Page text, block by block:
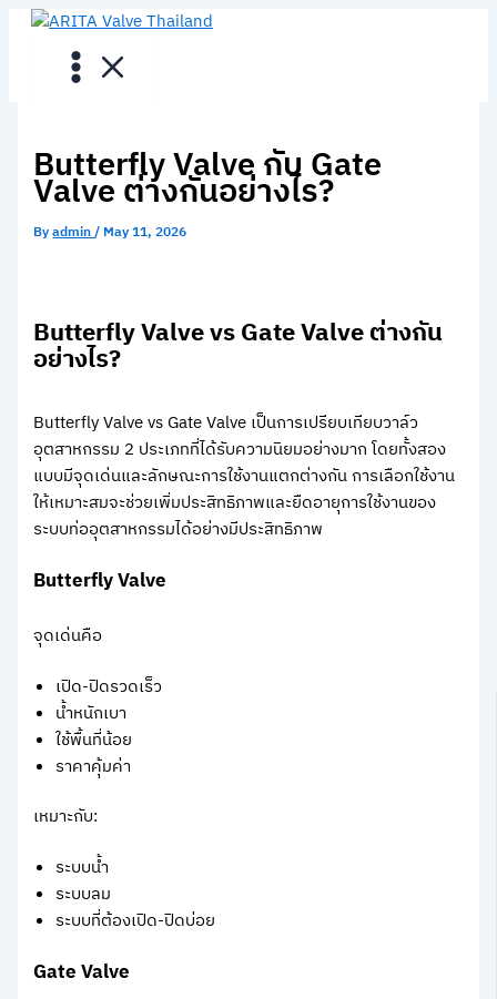
Skip
Butterfly Valve กับ Gate
Valve ต่างกันอย่างไร?
Byadmin/ May 11, 2026
Butterfly Valve vs Gate Valve ต่างกัน
อย่างไร?
Butterfly Valve vs Gate Valve เป็นการเปรียบเทียบวาล์ว
อุตสาหกรรม 2 ประเภทที่ได้รับความนิยมอย่างมาก โดยทั้งสอง
แบบมีจุดเด่นและลักษณะการใช้งานแตกต่างกัน การเลือกใช้งาน
ให้เหมาะสมจะช่วยเพิ่มประสิทธิภาพและยืดอายุการใช้งานของ
ระบบท่ออุตสาหกรรมได้อย่างมีประสิทธิภาพ
Butterfly Valve
จุดเด่นคือ
เปิด-ปิดรวดเร็ว
น้ำหนักเบา
ใช้พื้นที่น้อย
ราคาคุ้มค่า
เหมาะกับ:
ระบบน้ำ
ระบบลม
ระบบที่ต้องเปิด-ปิดบ่อย
Gate Valve